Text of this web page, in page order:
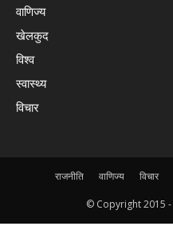
वाणिज्य
खेलकुद
विश्व
स्वास्थ्य
विचार
राजनीति वाणिज्य विचार
© Copyright 2015 -